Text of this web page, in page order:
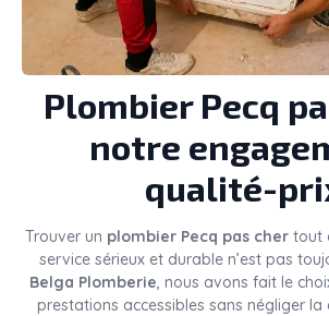
Plombier Pecq
notre
qualité-
Trouver un plombier Pecq pas chertout
service sérieux et durable n’est pas
Belga Plomberie , nous avons fait le
prestations accessibles sans négliger la